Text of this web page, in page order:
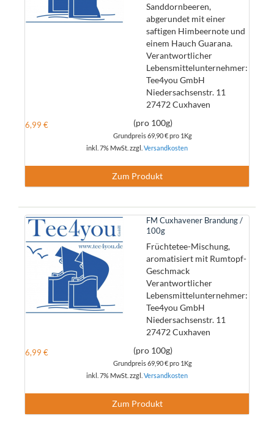
Sanddornbeeren,
abgerundet mit einer
saftigen Himbeernote und
einem Hauch Guarana.
Verantwortlicher
Lebensmittelunternehmer:
Tee4you GmbH
Niedersachsenstr. 11
27472 Cuxhaven
6,99 € (pro 100g)
Grundpreis69,90 €pro 1Kg
inkl. 7% MwSt. zzgl. Versandkosten
Zum Produkt
FM Cuxhavener Brandung /
100g
Früchtetee-Mischung,
aromatisiert mit Rumtopf-
Geschmack
Verantwortlicher
Lebensmittelunternehmer:
Tee4you GmbH
Niedersachsenstr. 11
27472 Cuxhaven
6,99 € (pro 100g)
Grundpreis69,90 €pro 1Kg
inkl. 7% MwSt. zzgl. Versandkosten
Zum Produkt